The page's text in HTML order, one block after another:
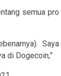
semua pro
Saya
di Dogecoin,”